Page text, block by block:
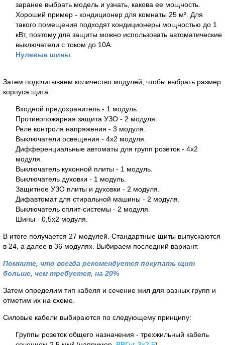
заранее выбрать модель и узнать, какова ее мощность.
Хороший пример - кондиционер для комнаты 25 м². Для
такого помещения подходят кондиционеры мощностью до 1
кВт, поэтому для защиты можно использовать автоматические
выключатели с током до 10А.
Нулевые шины
Затем подсчитываем количество модулей, чтобы выбрать размер
корпуса щита:
Входной предохранитель - 1 модуль.
Противопожарная защита УЗО - 2 модуля.
Реле контроля напряжения - 3 модуля.
Выключатели освещения - 4х2 модуля.
Дифференциальные автоматы для групп розеток - 4х2
модуля.
Выключатель кухонной плиты - 1 модуль.
Выключатель духовки - 1 модуль.
Защитное УЗО плиты и духовки - 2 модуля.
Дифавтомат для стиральной машины - 2 модуля.
Выключатель сплит-системы - 2 модуля.
Шины - 0,5х2 модуля.
В итоге получается 27 модулей. Стандартные щиты выпускаются
в 24, а далее в 36 модулях. Выбираем последний вариант.
Помните, что всегда рекомендуется покупать щит
больше, чем требуется, на 20%
Затем определим тип кабеля и сечение жил для разных групп и
отметим их на схеме.
Силовые кабели выбираются по следующему принципу:
Группы розеток общего назначения - трехжильный кабель